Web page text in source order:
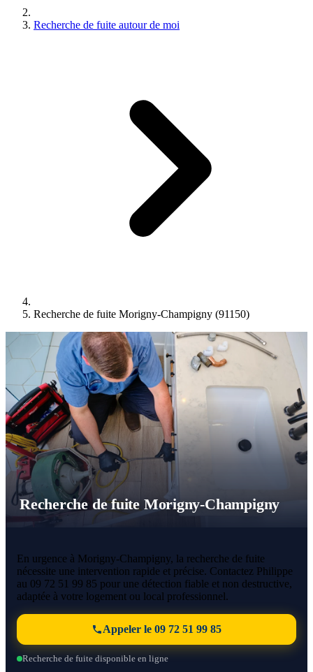
Recherche de fuite autour de moi
Recherche de fuite Morigny-Champigny (91150)
Recherche de fuite Morigny-Champigny
En urgence à Morigny-Champigny, la recherche de fuite
nécessite une intervention rapide et précise. Contactez Philippe
au 09 72 51 99 85 pour une détection fiable et non destructive,
adaptée à votre logement ou local professionnel.
Appeler le 09 72 51 99 85
Recherche de fuite disponible en ligne